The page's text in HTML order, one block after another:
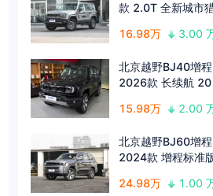
款 2.0T 全新城市
16.98万 3.00
北京越野BJ40增程
2026款 长续航
15.98万 2.00
北京越野BJ60增程
2024款 增程标准
24.98万 1.00